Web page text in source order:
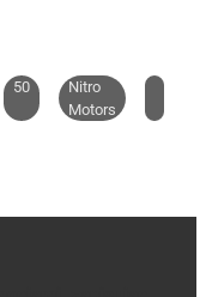
50
Nitro
Motors